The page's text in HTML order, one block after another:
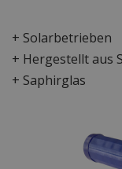
+ Solarbetrieben
+ Hergestellt aus
+ Saphirglas